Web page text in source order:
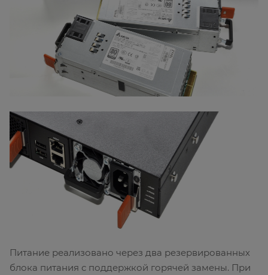
Питание реализовано через два резервированных
блока питания с поддержкой горячей замены. При